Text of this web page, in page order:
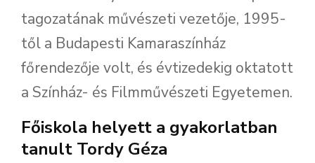
tagozatának művészeti vezetője, 1995-
től a Budapesti Kamaraszínház
főrendezője volt, és évtizedekig oktatott
a Színház- és Filmművészeti Egyetemen.
Főiskola helyett a gyakorlatban
tanult Tordy Géza